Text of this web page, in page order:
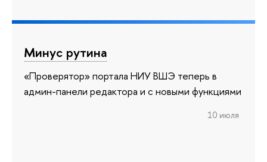
Минус рутина
«Проверятор» портала НИУ ВШЭ теперь в
админ-панели редактора и с новыми функциями
10 июля